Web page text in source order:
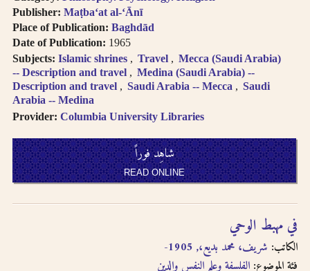
khassatan.
Tāʼ Marbūṭah is
written as -h for
single nouns and -t
in cases of al-Iḍāfah
(compound nouns).
Publisher: Maṭbaʻat al-ʻĀnī
Place of Publication: Baghdād
Date of Publication: 1965
Subjects: Islamic shrines Travel
Mecca (Saudi Arabia)
-- Description and travel
Medina (Saudi Arabia) --
Description and travel
Saudi Arabia -- Mecca
Saudi
Arabia -- Medina
Provider: Columbia University Libraries
شاهِد فوراً
READ ONLINE
في مهبط الوحي
الكاتب: شريف، محمد بديع،, 1905-
فئة الموضوع: الفلسفة وعلم النفس والدين